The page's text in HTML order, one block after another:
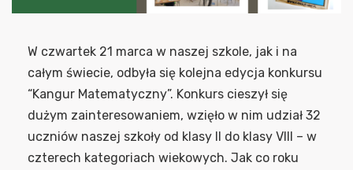
W czwartek 21 marca w naszej szkole, jak i na
całym świecie, odbyła się kolejna edycja konkursu
“Kangur Matematyczny”. Konkurs cieszył się
dużym zainteresowaniem, wzięło w nim udział 32
uczniów naszej szkoły od klasy II do klasy VIII – w
czterech kategoriach wiekowych. Jak co roku